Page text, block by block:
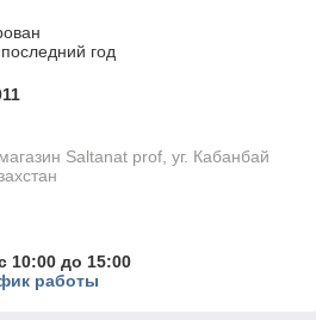
год
Saltanat prof, уг. Кабанбай
10:00 до 15:00
работы